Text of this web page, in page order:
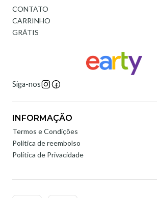
CONTATO
CARRINHO
GRÁTIS
Siga-nos
INFORMAÇÃO
Termos e Condições
Politica de reembolso
Política de Privacidade